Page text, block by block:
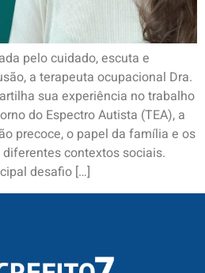
pelo cuidado, escuta e
a terapeuta ocupacional Dra.
sua experiência no trabalho
do Espectro Autista (TEA), a
precoce, o papel da família e os
contextos sociais.
desafio […]